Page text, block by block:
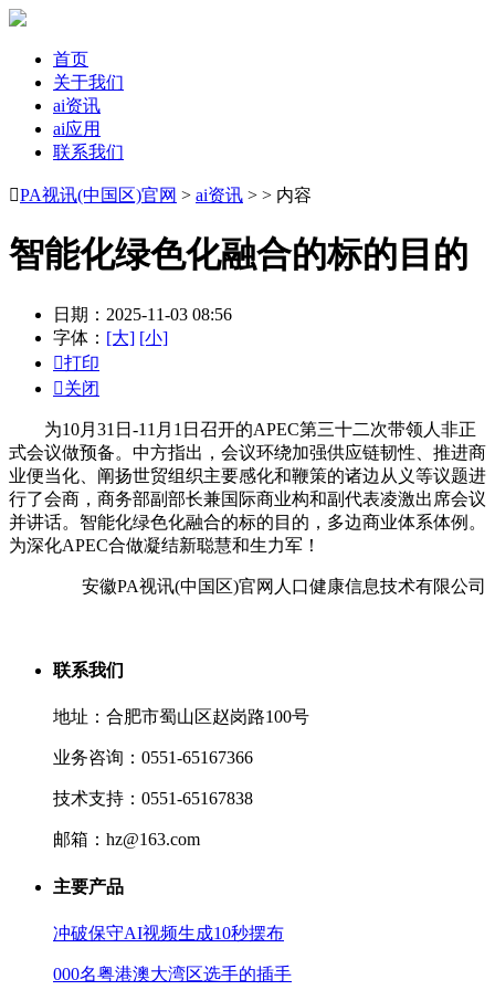
首页
关于我们
ai资讯
ai应用
联系我们
PA视讯(中国区)官网 > ai资讯 > > 内容
智能化绿色化融合的标的目的
日期：2025-11-03 08:56
字体： [大] [小]
打印
关闭
为10月31日-11月1日召开的APEC第三十二次带领人非正
式会议做预备。中方指出，会议环绕加强供应链韧性、推进商
业便当化、阐扬世贸组织主要感化和鞭策的诸边从义等议题进
行了会商，商务部副部长兼国际商业构和副代表凌激出席会议
并讲话。智能化绿色化融合的标的目的，多边商业体系体例。
为深化APEC合做凝结新聪慧和生力军！
安徽PA视讯(中国区)官网人口健康信息技术有限公司
联系我们
地址：合肥市蜀山区赵岗路100号
业务咨询：0551-65167366
技术支持：0551-65167838
邮箱：hz@163.com
主要产品
冲破保守AI视频生成10秒摆布
000名粤港澳大湾区选手的插手